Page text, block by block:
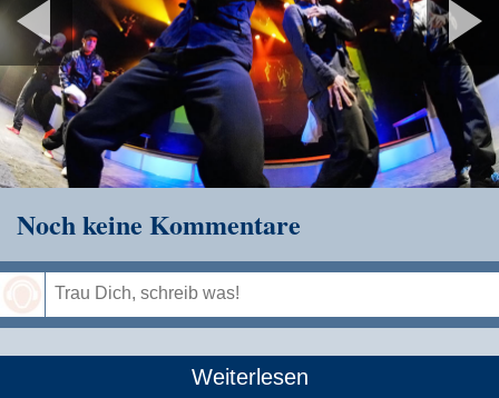
Noch keine Kommentare
Weiterlesen